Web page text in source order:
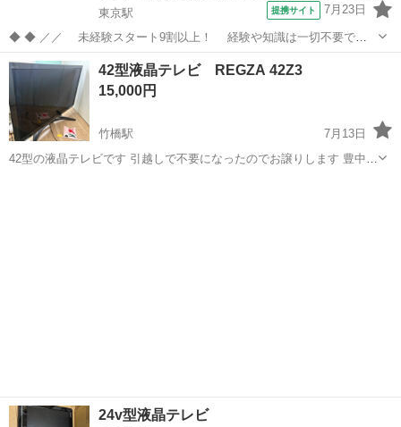
東京駅
提携サイト 7月23日
◆ ◆ ／／ 未経験スタート9割以上！ 経験や知識は一切不要で始
めやすい♪ シフトの強制もないですし 自分のペースで働くことも
できるので 続けやすい♪働きやすい♪ ＼＼ 『シフトが削られた…』
『思うように稼...
東京 千代田区 東京駅 警備員
42型液晶テレビ REGZA 42Z3
15,000円
竹橋駅
7月13日
42型の液晶テレビです 引越しで不要になったのでお譲りします 豊中、
24v型液晶テレビ